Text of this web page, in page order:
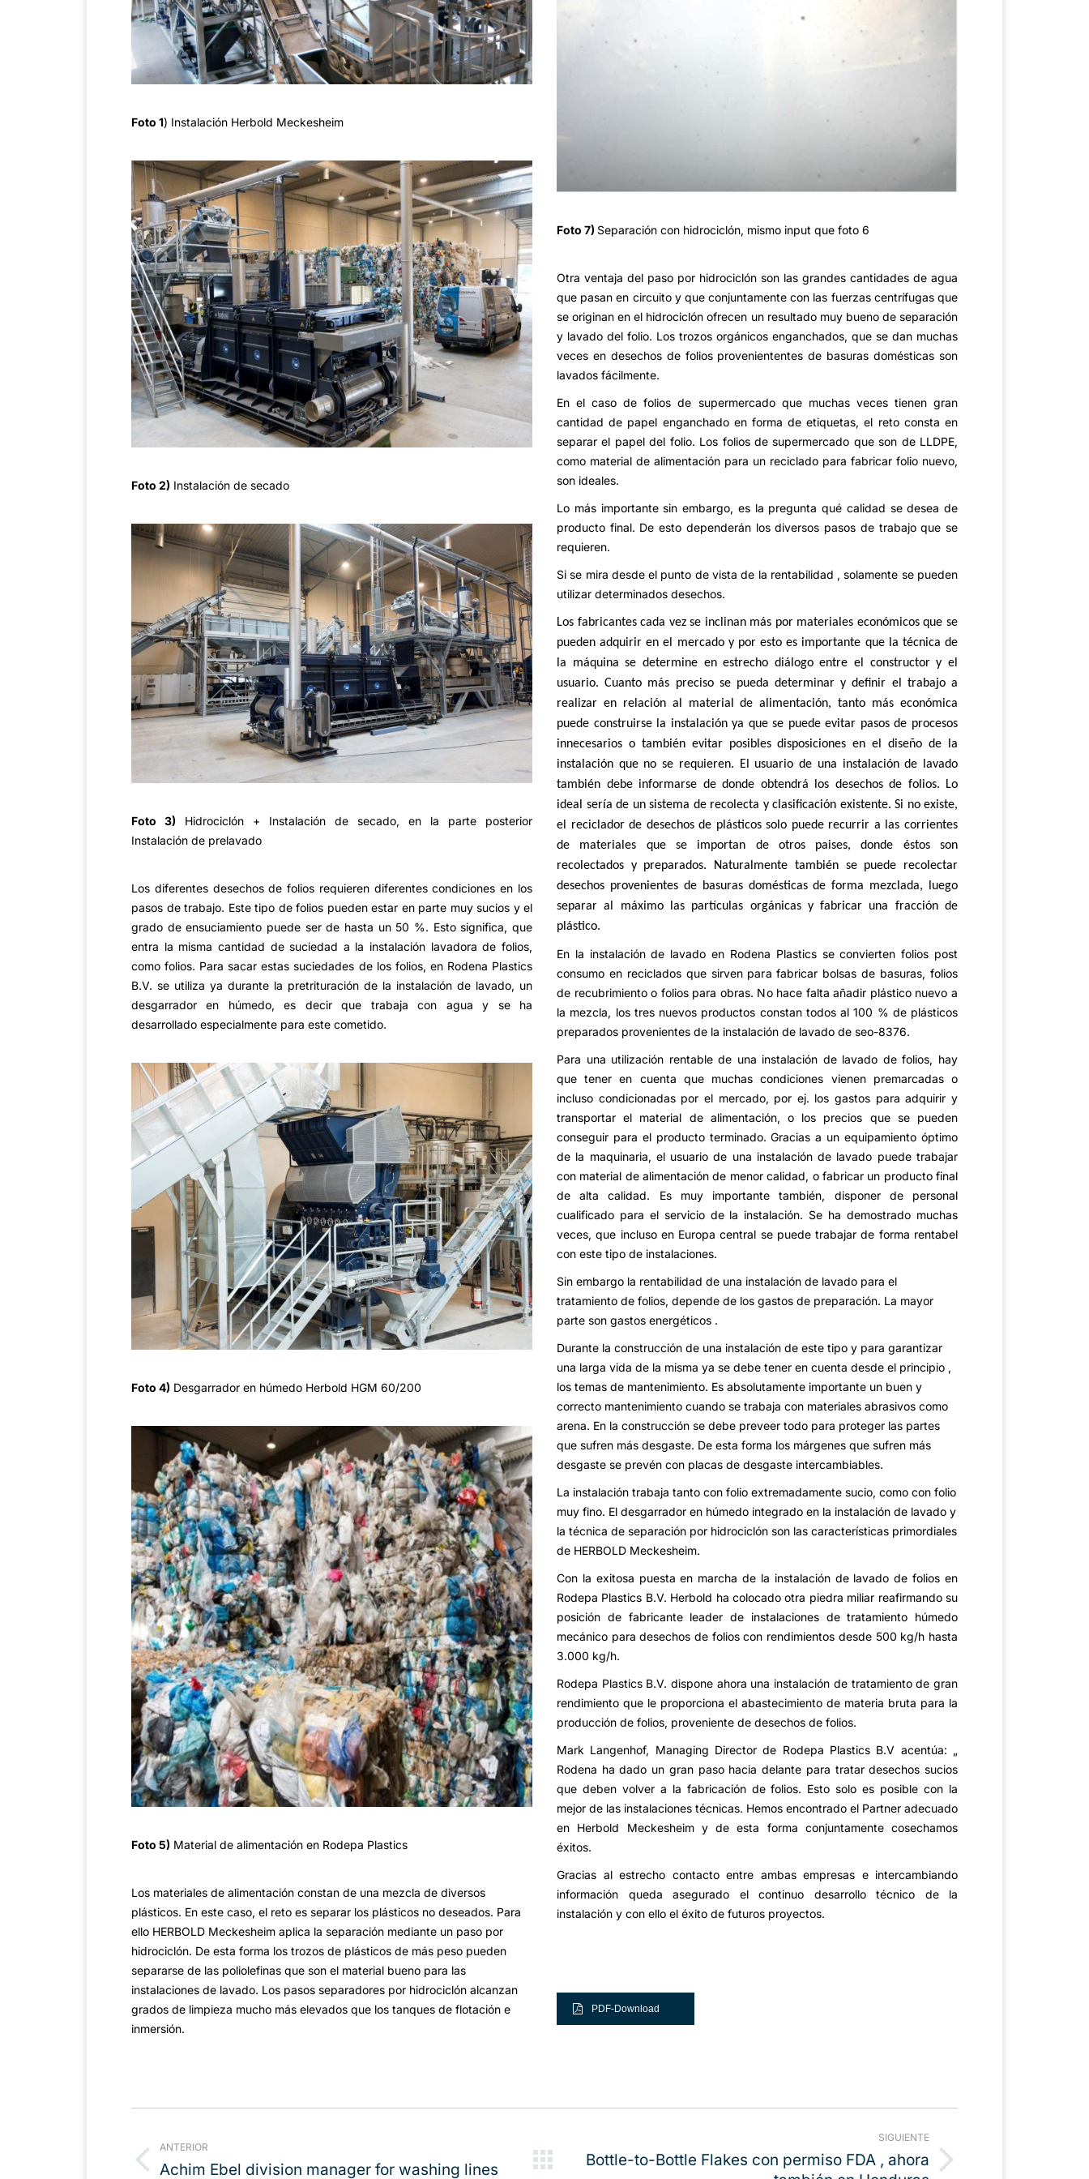
Foto 1) Instalación Herbold Meckesheim
Foto 2) Instalación de secado
Foto 3) Hidrociclón + Instalación de secado, en la parte posterior
Instalación de prelavado
Los diferentes desechos de folios requieren diferentes condiciones en los
pasos de trabajo. Este tipo de folios pueden estar en parte muy sucios y el
grado de ensuciamiento puede ser de hasta un 50 %. Esto significa, que
entra la misma cantidad de suciedad a la instalación lavadora de folios,
como folios. Para sacar estas suciedades de los folios, en Rodena Plastics
B.V. se utiliza ya durante la pretrituración de la instalación de lavado, un
desgarrador en húmedo, es decir que trabaja con agua y se ha
desarrollado especialmente para este cometido.
Foto 4) Desgarrador en húmedo Herbold HGM 60/200
Foto 5) Material de alimentación en Rodepa Plastics
Los materiales de alimentación constan de una mezcla de diversos
plásticos. En este caso, el reto es separar los plásticos no deseados. Para
ello HERBOLD Meckesheim aplica la separación mediante un paso por
hidrociclón. De esta forma los trozos de plásticos de más peso pueden
separarse de las poliolefinas que son el material bueno para las
instalaciones de lavado. Los pasos separadores por hidrociclón alcanzan
grados de limpieza mucho más elevados que los tanques de flotación e
inmersión.
Foto 7) Separación con hidrociclón, mismo input que foto 6
Otra ventaja del paso por hidrociclón son las grandes cantidades de agua
que pasan en circuito y que conjuntamente con las fuerzas centrífugas que
se originan en el hidrociclón ofrecen un resultado muy bueno de separación
y lavado del folio. Los trozos orgánicos enganchados, que se dan muchas
veces en desechos de folios proveniententes de basuras domésticas son
lavados fácilmente.
En el caso de folios de supermercado que muchas veces tienen gran
cantidad de papel enganchado en forma de etiquetas, el reto consta en
separar el papel del folio. Los folios de supermercado que son de LLDPE,
como material de alimentación para un reciclado para fabricar folio nuevo,
son ideales.
Lo más importante sin embargo, es la pregunta qué calidad se desea de
producto final. De esto dependerán los diversos pasos de trabajo que se
requieren.
Si se mira desde el punto de vista de la rentabilidad , solamente se pueden
utilizar determinados desechos.
Los fabricantes cada vez se inclinan más por materiales económicos que se
pueden adquirir en el mercado y por esto es importante que la técnica de
la máquina se determine en estrecho diálogo entre el constructor y el
usuario. Cuanto más preciso se pueda determinar y definir el trabajo a
realizar en relación al material de alimentación, tanto más económica
puede construirse la instalación ya que se puede evitar pasos de procesos
innecesarios o también evitar posibles disposiciones en el diseño de la
instalación que no se requieren. El usuario de una instalación de lavado
también debe informarse de donde obtendrá los desechos de folios. Lo
ideal sería de un sistema de recolecta y clasificación existente. Si no existe,
el reciclador de desechos de plásticos solo puede recurrir a las corrientes
de materiales que se importan de otros paises, donde éstos son
recolectados y preparados. Naturalmente también se puede recolectar
desechos provenientes de basuras domésticas de forma mezclada, luego
separar al máximo las partículas orgánicas y fabricar una fracción de
plástico.
En la instalación de lavado en Rodena Plastics se convierten folios post
consumo en reciclados que sirven para fabricar bolsas de basuras, folios
de recubrimiento o folios para obras. No hace falta añadir plástico nuevo a
la mezcla, los tres nuevos productos constan todos al 100 % de plásticos
preparados provenientes de la instalación de lavado de seo-8376.
Para una utilización rentable de una instalación de lavado de folios, hay
que tener en cuenta que muchas condiciones vienen premarcadas o
incluso condicionadas por el mercado, por ej. los gastos para adquirir y
transportar el material de alimentación, o los precios que se pueden
conseguir para el producto terminado. Gracias a un equipamiento óptimo
de la maquinaria, el usuario de una instalación de lavado puede trabajar
con material de alimentación de menor calidad, o fabricar un producto final
de alta calidad. Es muy importante también, disponer de personal
cualificado para el servicio de la instalación. Se ha demostrado muchas
veces, que incluso en Europa central se puede trabajar de forma rentabel
con este tipo de instalaciones.
Sin embargo la rentabilidad de una instalación de lavado para el
tratamiento de folios, depende de los gastos de preparación. La mayor
parte son gastos energéticos .
Durante la construcción de una instalación de este tipo y para garantizar
una larga vida de la misma ya se debe tener en cuenta desde el principio ,
los temas de mantenimiento. Es absolutamente importante un buen y
correcto mantenimiento cuando se trabaja con materiales abrasivos como
arena. En la construcción se debe preveer todo para proteger las partes
que sufren más desgaste. De esta forma los márgenes que sufren más
desgaste se prevén con placas de desgaste intercambiables.
La instalación trabaja tanto con folio extremadamente sucio, como con folio
muy fino. El desgarrador en húmedo integrado en la instalación de lavado y
la técnica de separación por hidrociclón son las características primordiales
de HERBOLD Meckesheim.
Con la exitosa puesta en marcha de la instalación de lavado de folios en
Rodepa Plastics B.V. Herbold ha colocado otra piedra miliar reafirmando su
posición de fabricante leader de instalaciones de tratamiento húmedo
mecánico para desechos de folios con rendimientos desde 500 kg/h hasta
3.000 kg/h.
Rodepa Plastics B.V. dispone ahora una instalación de tratamiento de gran
rendimiento que le proporciona el abastecimiento de materia bruta para la
producción de folios, proveniente de desechos de folios.
Mark Langenhof, Managing Director de Rodepa Plastics B.V acentúa: „
Rodena ha dado un gran paso hacia delante para tratar desechos sucios
que deben volver a la fabricación de folios. Esto solo es posible con la
mejor de las instalaciones técnicas. Hemos encontrado el Partner adecuado
en Herbold Meckesheim y de esta forma conjuntamente cosechamos
éxitos.
Gracias al estrecho contacto entre ambas empresas e intercambiando
información queda asegurado el continuo desarrollo técnico de la
instalación y con ello el éxito de futuros proyectos.
PDF-Download
entre
publicaciones
ANTERIOR
Publicación
Achim Ebel division manager for washing lines
SIGUIENTE
Publicación
Bottle-to-Bottle Flakes con permiso FDA , ahora